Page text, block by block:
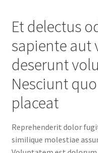
Et delectus
sapiente aut
deserunt
Nesciunt
placeat
Reprehenderit dolor
similique molestiae